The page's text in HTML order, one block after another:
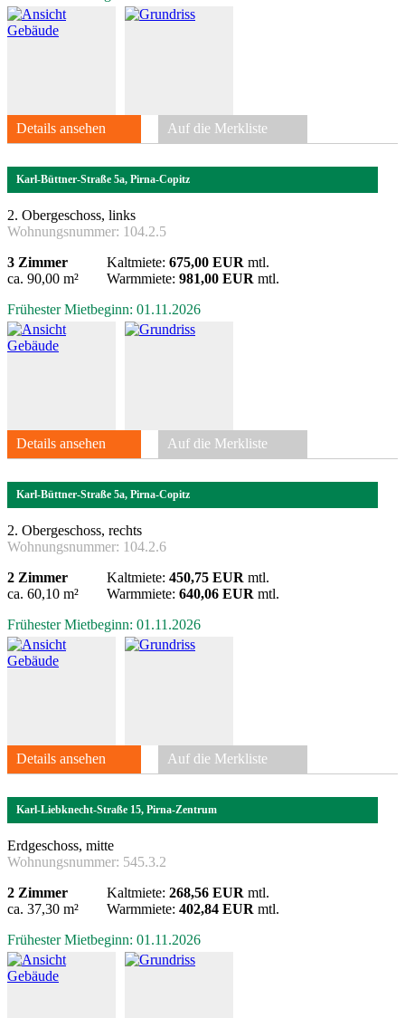
Details ansehen Auf die Merkliste
Karl-Büttner-Straße 5a, Pirna-Copitz
2. Obergeschoss, links
Wohnungsnummer: 104.2.5
3 Zimmer
ca. 90,00 m²
Kaltmiete: 675,00 EUR mtl.
Warmmiete: 981,00 EUR mtl.
Frühester Mietbeginn: 01.11.2026
Details ansehen Auf die Merkliste
Karl-Büttner-Straße 5a, Pirna-Copitz
2. Obergeschoss, rechts
Wohnungsnummer: 104.2.6
2 Zimmer
ca. 60,10 m²
Kaltmiete: 450,75 EUR mtl.
Warmmiete: 640,06 EUR mtl.
Frühester Mietbeginn: 01.11.2026
Details ansehen Auf die Merkliste
Karl-Liebknecht-Straße 15, Pirna-Zentrum
Erdgeschoss, mitte
Wohnungsnummer: 545.3.2
2 Zimmer
ca. 37,30 m²
Kaltmiete: 268,56 EUR mtl.
Warmmiete: 402,84 EUR mtl.
Frühester Mietbeginn: 01.11.2026